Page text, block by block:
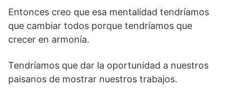
Entonces creo que esa mentalidad tendríamos
que cambiar todos porque tendríamos que
crecer en armonía.
Tendríamos que dar la oportunidad a nuestros
paisanos de mostrar nuestros trabajos.